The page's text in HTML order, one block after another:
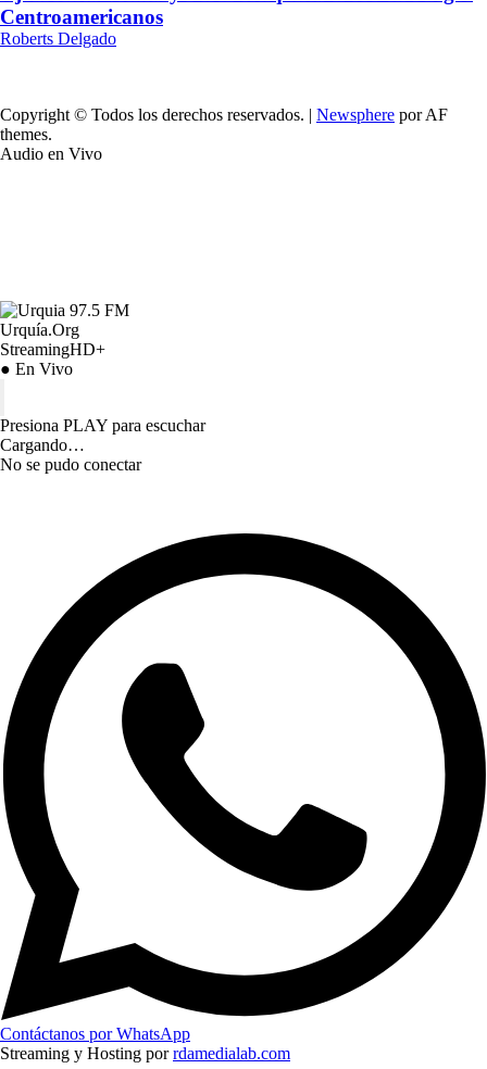
Centroamericanos
Roberts Delgado
Copyright © Todos los derechos reservados. | Newsphere por AF
themes.
Audio en Vivo
Urquía.Org
StreamingHD+
● En Vivo
Presiona PLAY para escuchar
Cargando…
No se pudo conectar
Contáctanos por WhatsApp
Streaming y Hosting porrdamedialab.com